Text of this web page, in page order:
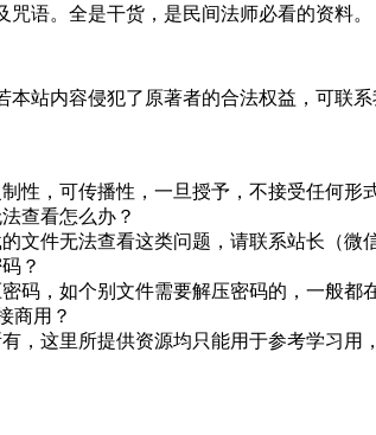
语。全是干货，是民间法师必看的资料。
站内容侵犯了原著者的合法权益，可联系
性，可传播性，一旦授予，不接受任何
查看怎么办？
文件无法查看这类问题，请联系站长（微
？
码，如个别文件需要解压密码的，一般都
商用？
，这里所提供资源均只能用于参考学习用